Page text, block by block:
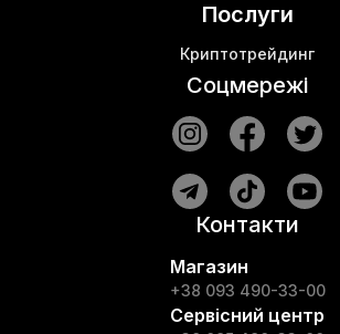
Послуги
Криптотрейдинг
Соцмережі
Контакти
Магазин
+38 093 490-33-00
Сервісний центр